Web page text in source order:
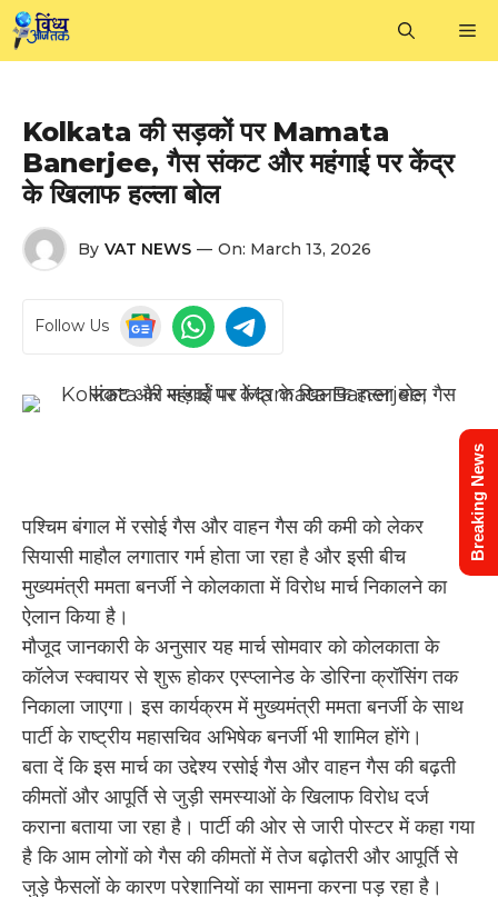
Skip
to
Kolkata की सड़कों पर Mamata
Banerjee, गैस संकट और महंगाई पर केंद्र
के खिलाफ हल्ला बोल
By VAT NEWS — On: March 13, 2026
Follow Us
पश्चिम बंगाल में रसोई गैस और वाहन गैस की कमी को लेकर
सियासी माहौल लगातार गर्म होता जा रहा है और इसी बीच
मुख्यमंत्री ममता बनर्जी ने कोलकाता में विरोध मार्च निकालने का
ऐलान किया है।
मौजूद जानकारी के अनुसार यह मार्च सोमवार को कोलकाता के
कॉलेज स्क्वायर से शुरू होकर एस्प्लानेड के डोरिना क्रॉसिंग तक
निकाला जाएगा। इस कार्यक्रम में मुख्यमंत्री ममता बनर्जी के साथ
पार्टी के राष्ट्रीय महासचिव अभिषेक बनर्जी भी शामिल होंगे।
बता दें कि इस मार्च का उद्देश्य रसोई गैस और वाहन गैस की बढ़ती
कीमतों और आपूर्ति से जुड़ी समस्याओं के खिलाफ विरोध दर्ज
कराना बताया जा रहा है। पार्टी की ओर से जारी पोस्टर में कहा गया
है कि आम लोगों को गैस की कीमतों में तेज बढ़ोतरी और आपूर्ति से
जुड़े फैसलों के कारण परेशानियों का सामना करना पड़ रहा है।
Breaking News